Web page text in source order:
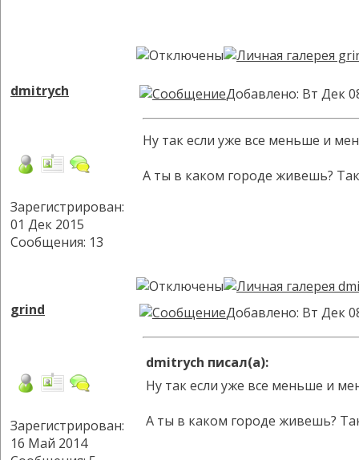
dmitrych
Зарегистрирован:
01 Дек 2015
Сообщения: 13
Добавлено: Вт Дек
Ну так если уже все меньше и
А ты в каком городе живешь?
grind
Зарегистрирован:
16 Май 2014
Добавлено: Вт Дек
dmitrych писал(а):
Ну так если уже все меньше и
А ты в каком городе живешь?